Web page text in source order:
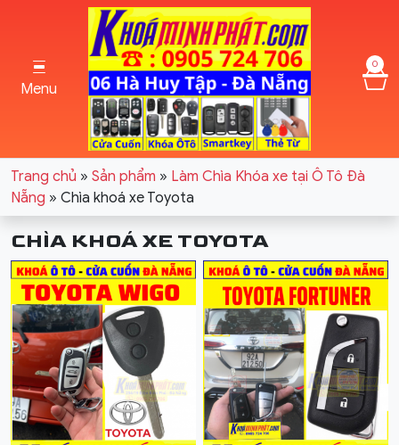
Menu
0
Trang chủ » Sản phẩm » Làm Chìa Khóa xe tại Ô Tô Đà
Nẵng » Chìa khoá xe Toyota
CHÌA KHOÁ XE TOYOTA